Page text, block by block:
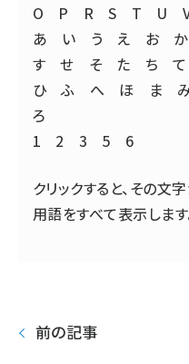
O
P R S T U
あ
い う え お か
す
せ そ た ち て
ひ
ふ へ ほ ま
ろ
1
2 3 5 6
クリックすると、その文
用語をすべて表示します
前の記事